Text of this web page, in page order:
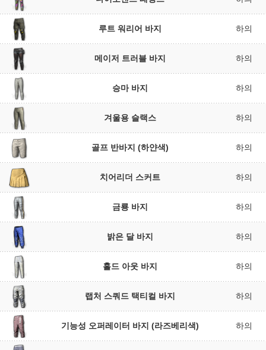
루트 워리어 바지 하의
메이저 트러블 바지 하의
승마 바지 하의
겨울용 슬랙스 하의
골프 반바지 (하얀색) 하의
치어리더 스커트 하의
금룡 바지 하의
밝은 달 바지 하의
홀드 아웃 바지 하의
랩처 스쿼드 택티컬 바지 하의
기능성 오퍼레이터 바지 (라즈베리색) 하의